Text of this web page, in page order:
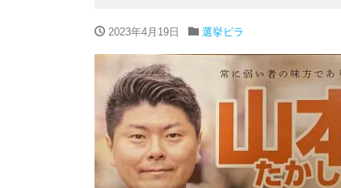
2023年4月19日 選挙ビラ